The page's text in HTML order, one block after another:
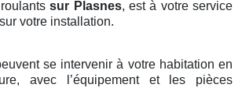
roulantssur Plasnes, est à votre service
votre installation.
se intervenir à votre habitation en
avec l’équipement et les pièces